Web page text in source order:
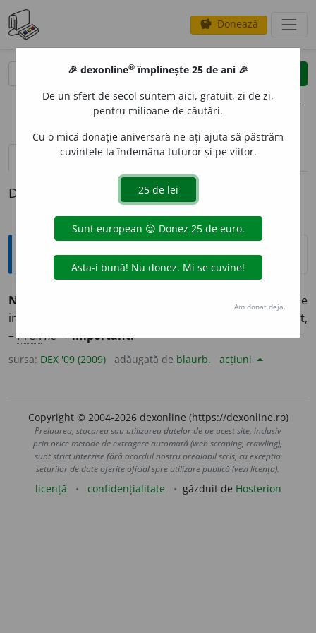
savings Donează
clear
opțiuni
definiții (1) pronunțievolume_up (10)
Definiția cu ID-ul 883137:
Explicative DEX
NEIMPORT
Lipsit de
importanță (ca mărime, cantitate, valoare); neînsemnat,
–Pref.ne-+important.
sursa: DEX '09 (2009) adăugată de blaurb. acțiuni
Copyright © 2004-2026 dexonline (https://dexonline.ro)
Preluarea, stocarea sau utilizarea datelor de pe acest site, inclusiv
prin orice metode de extragere automată (web scraping, crawling),
sunt strict interzise fără acordul nostru prealabil scris, cu excepția
seturilor de date oferite oficial spre utilizare publică (vezi licența).
licență confidențialitate găzduit de Hosterion
🎉 dexonline® împlinește 25 de ani 🎉
De un sfert de secol suntem aici, gratuit, zi de zi,
pentru milioane de căutări.
Cu o mică donație aniversară ne-ați ajuta să păstrăm
cuvintele la îndemâna tuturor și pe viitor.
Am donat deja.